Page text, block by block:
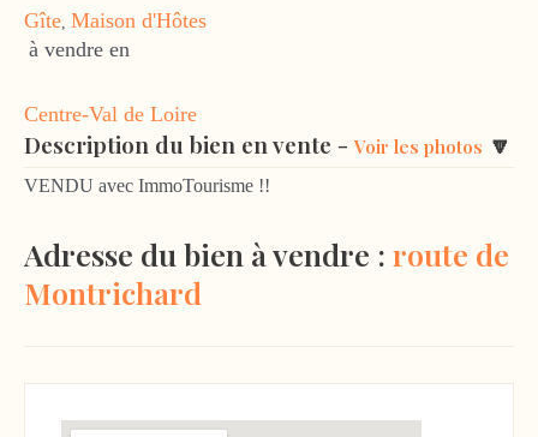
Gîte, Maison d'Hôtes
à vendre en
Centre-Val de Loire
Description du bien en vente -Voir les photos 🔽
VENDU avec ImmoTourisme !!
Adresse du bien à vendre : route de
Montrichard